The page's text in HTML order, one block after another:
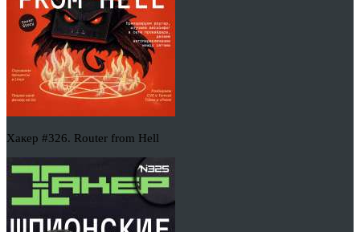
Хакер #326. Router from Hell